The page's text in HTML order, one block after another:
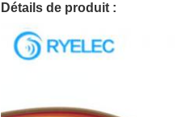
Détails de produit :